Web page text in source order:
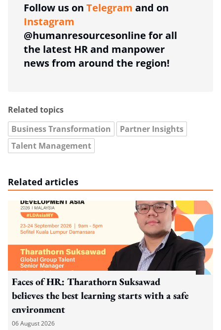
Follow us on Telegram and on
Instagram
@humanresourcesonline for all
the latest HR and manpower
news from around the region!
Related topics
Business Transformation
Partner Insights
Talent Management
Related articles
Faces of HR: Tharathorn Suksawad
believes the best learning starts with a safe
environment
06 August 2026